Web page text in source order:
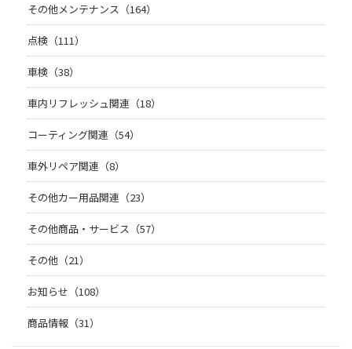
その他メンテナンス（164）
点検（111）
車検（38）
車内リフレッシュ関連（18）
コーティング関連（54）
車外リペア関連（8）
その他カー用品関連（23）
その他商品・サービス（57）
その他（21）
お知らせ（108）
商品情報（31）